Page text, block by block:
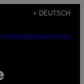
+ DEUTSCH
SUBSCRIBENEWSLETTER